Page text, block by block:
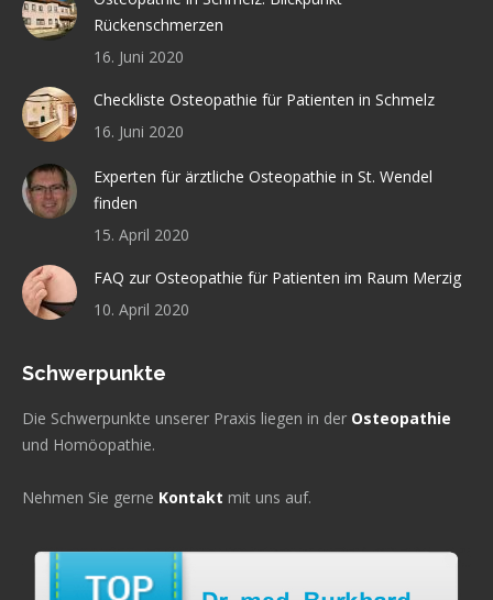
Rückenschmerzen
16. Juni 2020
Checkliste Osteopathie für Patienten in Schmelz
16. Juni 2020
Experten für ärztliche Osteopathie in St. Wendel
finden
15. April 2020
FAQ zur Osteopathie für Patienten im Raum Merzig
10. April 2020
Schwerpunkte
Die Schwerpunkte unserer Praxis liegen in der Osteopathie
und Homöopathie.
Nehmen Sie gerne Kontakt mit uns auf.